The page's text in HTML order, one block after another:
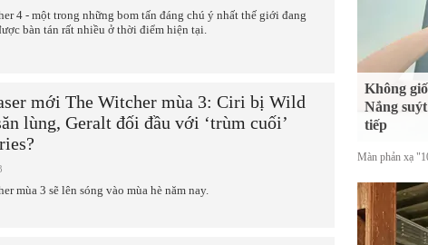
4 - một trong những bom tấn đáng chú ý nhất thế giới đang
bàn tán rất nhiều ở thời điểm hiện tại.
mới The Witcher mùa 3: Ciri bị Wild
lùng, Geralt đối đầu với ‘trùm cuối’
mùa 3 sẽ lên sóng vào mùa hè năm nay.
Không
Nắng
tiếp
Màn phản xạ